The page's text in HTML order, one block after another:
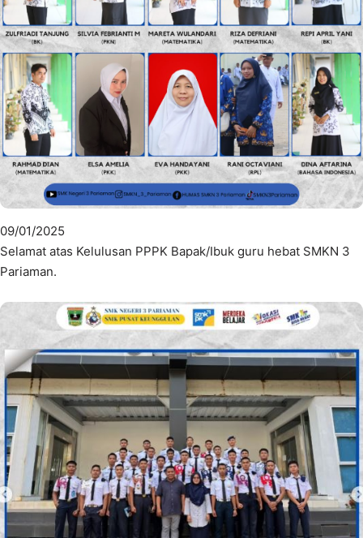
09/01/2025
Selamat atas Kelulusan PPPK Bapak/Ibuk guru hebat SMKN 3
Pariaman.